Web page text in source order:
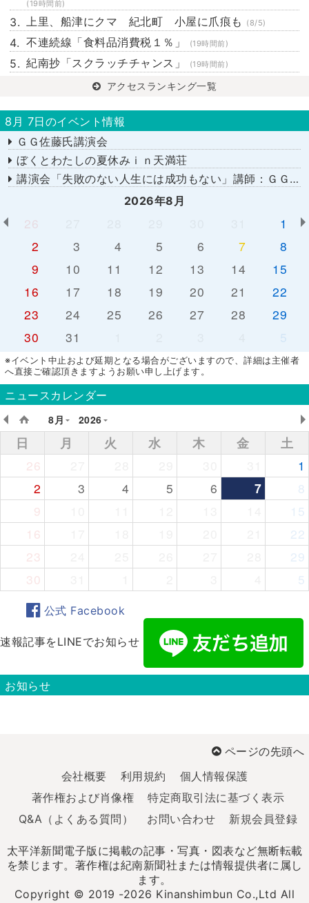
(19時間前)
上里、船津にクマ 紀北町 小屋に爪痕も (8/5)
不連続線「食料品消費税１％」 (19時間前)
紀南抄「スクラッチチャンス」 (19時間前)
アクセスランキング一覧
8月 7日のイベント情報
ＧＧ佐藤氏講演会
ぼくとわたしの夏休みｉｎ天満荘
講演会「失敗のない人生には成功もない」講師：ＧＧ佐藤さん
2026年8月
26
1
2
3 4 5 6 7
8
9
10 11 12 13 14
15
16
17 18 19 20 21
22
23
24 25 26 27 28
29
30
31 5
※イベント中止および延期となる場合がございますので、詳細は主催者
へ直接ご確認頂きますようお願い申し上げます。
ニュースカレンダー
8月
2026
日 月 火 水 木 金
土
26
1
2
3 4 5 6 7
8
9
15
16
22
23
29
30
5
公式 Facebook
速報記事をLINEでお知らせ
お知らせ
ページの先頭へ
会社概要
利用規約
個人情報保護
著作権および肖像権
特定商取引法に基づく表示
Q&A（よくある質問）
お問い合わせ 新規会員登録
太平洋新聞電子版に掲載の記事・写真・図表など無断転載
を禁じます。著作権は紀南新聞社または情報提供者に属し
ます。
Copyright © 2019 -2026 Kinanshimbun Co.,Ltd All